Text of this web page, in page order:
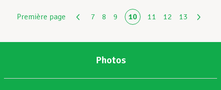
Première page 7 8 9 10 11 12 13
Photos